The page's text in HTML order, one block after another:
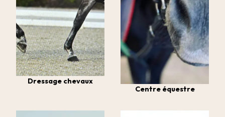
Dressage chevaux
Centre équestre